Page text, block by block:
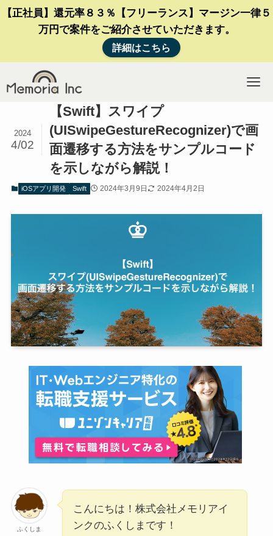
【正社員】還元率８３％【フリーランス】マージン一律５
万円で案件をご紹介させていただきます。
詳細はこちら
【Swift】スワイプ
(UISwipeGestureRecognizer)で画
面遷移する方法をサンプルコード
を示しながら解説！
2024
4/02
iOSアプリ開発 Swift 2024年3月9日 2024年4月2日
ふくしま
こんにちは！株式会社メモリアイ
ンクのふくしまです！